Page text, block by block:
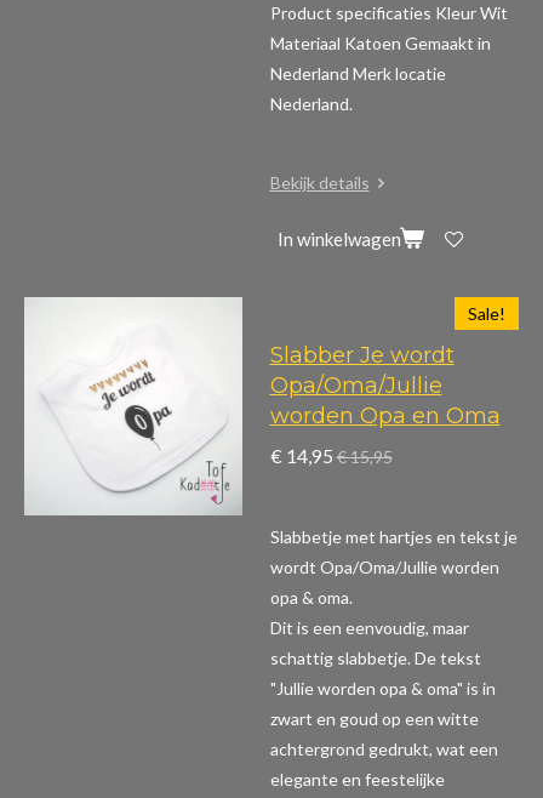
Product specificaties Kleur Wit
Materiaal Katoen Gemaakt in
Nederland Merk locatie
Nederland.
Bekijk details
In winkelwagen
Sale!
Slabber Je wordt
Opa/Oma/Jullie
worden Opa en Oma
€ 14,95 € 15,95
Slabbetje met hartjes en tekst je
wordt Opa/Oma/Jullie worden
opa & oma.
Dit is een eenvoudig, maar
schattig slabbetje. De tekst
"Jullie worden opa & oma" is in
zwart en goud op een witte
achtergrond gedrukt, wat een
elegante en feestelijke